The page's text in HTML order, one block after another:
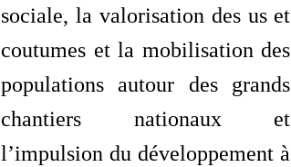
sociale, la valorisation des us et
coutumes et la mobilisation des
populations autour des grands
chantiers nationaux et
l’impulsion du développement à